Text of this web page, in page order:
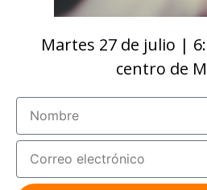
Martes 27 de julio |
centro de